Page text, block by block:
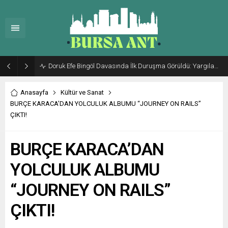
“Nazar Bebek” Dosyasında Dikkat Çeken Karar
Anasayfa
Kültür ve Sanat
BURÇE KARACA’DAN YOLCULUK ALBUMU “JOURNEY ON RAILS”
ÇIKTI!
BURÇE KARACA’DAN
YOLCULUK ALBUMU
“JOURNEY ON RAILS”
ÇIKTI!